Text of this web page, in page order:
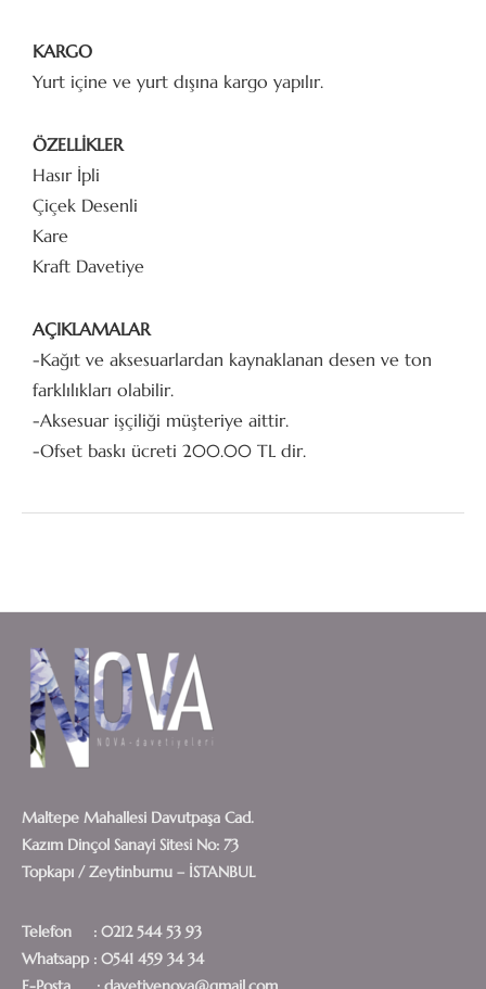
KARGO
Yurt içine ve yurt dışına kargo yapılır.
ÖZELLİKLER
Hasır İpli
Çiçek Desenli
Kare
Kraft Davetiye
AÇIKLAMALAR
-Kağıt ve aksesuarlardan kaynaklanan desen ve ton
farklılıkları olabilir.
-Aksesuar işçiliği müşteriye aittir.
-Ofset baskı ücreti 200.00 TL dir.
Maltepe Mahallesi Davutpaşa Cad.
Kazım Dinçol Sanayi Sitesi No: 73
Topkapı / Zeytinburnu – İSTANBUL
Telefon : 0212 544 53 93
Whatsapp : 0541 459 34 34